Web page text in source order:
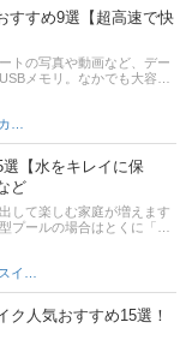
すすめ9選【超高速で快
トの写真や動画など、デー
メモリ。なかでも大容量
では1TBのUSBメモリのメ
【水をキレイに保
ど
して楽しむ家庭が増えます
プールの場合はとくに「水
代も気になる……」と悩む
して水をそのままにしてい
、あると意外と重宝するの
は、家庭用プールの塩素剤
します。後半には、通販の
でプールを思いっきり楽し
ク人気おすすめ15選！